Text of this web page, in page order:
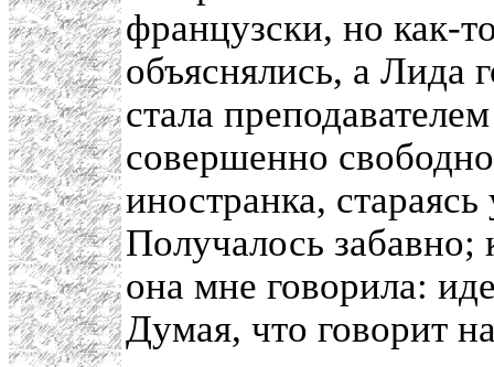
французски, но как-
объяснялись, а Лида
стала
совершенно
иностранка,
Получалось забавно;
она мне говорила:
Думая, что говорит